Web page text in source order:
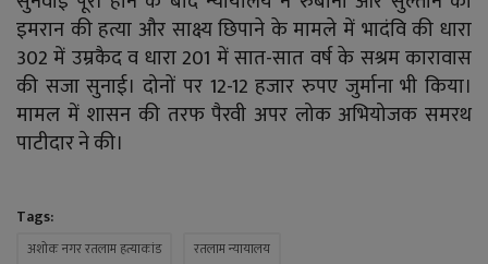
इमरान की हत्या और साक्ष्य छिपाने के मामले में भादंवि की धारा
302 में उम्रकैद व धारा 201 में सात-सात वर्ष के सश्रम कारावास
की सजा सुनाई। दोनों पर 12-12 हजार रुपए जुर्माना भी किया।
मामल में शासन की तरफ पैरवी अपर लोक अभियोजक समरथ
पाटीदार ने की।
Tags:
अशोक नगर रतलाम हत्याकांड
रतलाम न्यायालय